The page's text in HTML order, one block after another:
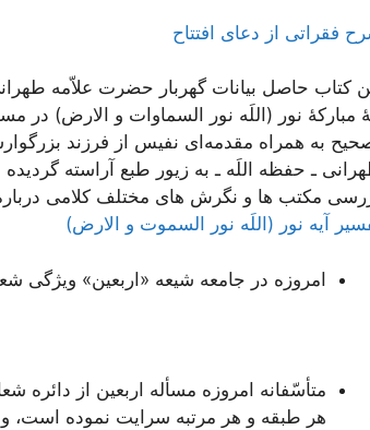
فقراتی از دعای افتتاح
کتاب حاصل بیانات گهربار حضرت علاّمه
مبارکۀ نور (اللَه نور السماوات و الارض)
به همراه مقدمه‌ای نفیس از فرزند
ـ حفظه اللَه ـ به زیور طبع آراسته
مکتب ها و نگرش های مختلف کلامی
آیه نور (اللَه نور السموت و الارض)
امروزه در جامعه شیعه «اربعین» ویژگی
متأسّفانه امروزه مسأله اربعین از دائره
هر طبقه و هر مرتبه سرایت نموده است،